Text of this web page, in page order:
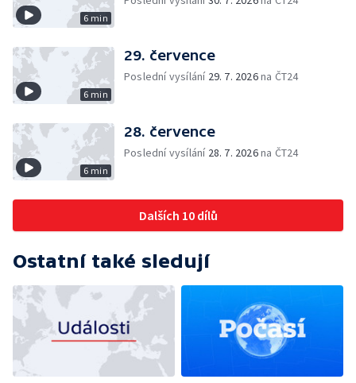
6 min
6 min
29. července
Poslední vysílání 29. 7. 2026na ČT24
6 min
28. července
Poslední vysílání 28. 7. 2026na ČT24
Dalších 10 dílů
Ostatní také sledují